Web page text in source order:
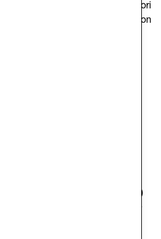
le messe alla prova ed i lavori
inserimenti sono concordati con
penale esterna come misure
Sono a disposizione 60
(Codice Sede 204677, 1 posto)
progetto è quello di sostenere le
attraverso la
necessità e